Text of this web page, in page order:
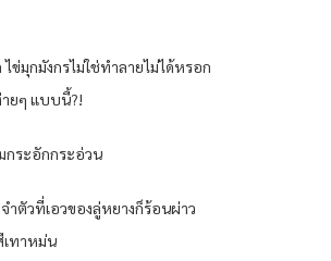
ข่มุกมังกรไม่ใช่ทำลายไม่ได้หรอก
ยๆ แบบนี้?!
กระอักกระอ่วน
ตัวที่เอวของลู่หยางก็ร้อนผ่าว
เทาหม่น